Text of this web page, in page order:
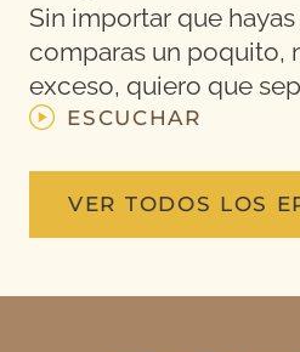
Sin importar que
comparas un poquito,
exceso, quiero que
ESCUCHAR
VER TODOS LOS